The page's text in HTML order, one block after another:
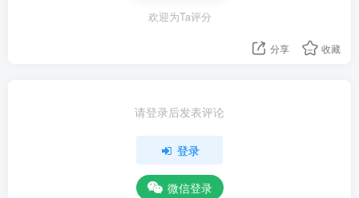
欢迎为Ta评分
分享 收藏
请登录后发表评论
登录
微信登录